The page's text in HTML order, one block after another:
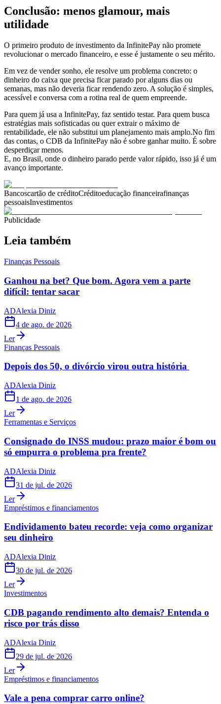
Conclusão: menos glamour, mais
utilidade
O primeiro produto de investimento da InfinitePay não promete
revolucionar o mercado financeiro, e esse é justamente o seu mérito.
Em vez de vender sonho, ele resolve um problema concreto: o
dinheiro do caixa que precisa ficar parado por alguns dias ou
semanas, mas não deveria ficar rendendo zero. A solução é simples,
acessível e conversa com a rotina real de quem empreende.
Para quem já usa a InfinitePay, faz sentido testar. Para quem busca
estratégias mais sofisticadas ou quer extrair o máximo de
rentabilidade, ele não substitui um planejamento mais amplo.No fim
das contas, o CDB da InfinitePay não é sobre ganhar muito. É sobre
desperdiçar menos.
E, no Brasil, onde o dinheiro parado perde valor rápido, isso já é um
avanço importante.
Bancoscartão de créditoCréditoeducação financeirafinanças
pessoaisInvestimentos
Publicidade
Leia também
Finanças Pessoais
Ganhou na bet? Que bom. Agora vem a parte
difícil: tentar sacar
ADAlexia Diniz
4 de ago. de 2026
Ler
Finanças Pessoais
Depois dos 50, o divórcio virou outra história
ADAlexia Diniz
1 de ago. de 2026
Ler
Ferramentas e Serviços
Consignado do INSS mudou: prazo maior é bom ou
só empurra o problema pra frente?
ADAlexia Diniz
31 de jul. de 2026
Ler
Empréstimos e financiamentos
Endividamento bateu recorde: veja como organizar
seu dinheiro
ADAlexia Diniz
30 de jul. de 2026
Ler
Investimentos
CDB pagando rendimento alto demais? Entenda o
risco por trás disso
ADAlexia Diniz
29 de jul. de 2026
Ler
Empréstimos e financiamentos
Vale a pena comprar carro online?